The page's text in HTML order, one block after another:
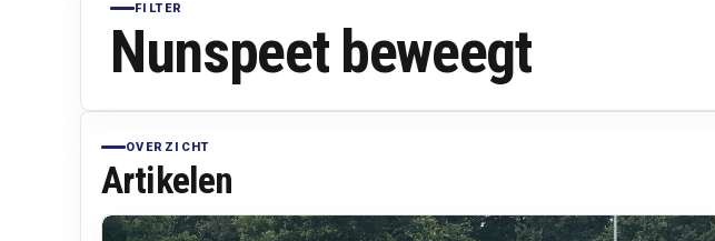
FILTER
Nunspeet beweegt
OVERZICHT
Artikelen